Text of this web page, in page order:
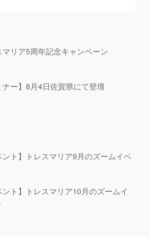
マリア5周年記念キャンペーン
ナー】8月4日佐賀県にて登壇
ント】トレスマリア9月のズームイベ
ント】トレスマリア10月のズームイ